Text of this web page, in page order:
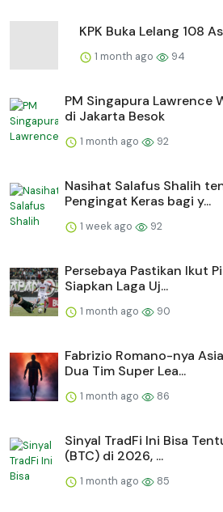
KPK Buka Lelang 108
1 month ago 94
PM Singapura Lawrence
di Jakarta Besok
1 month ago 92
Nasihat Salafus Shalih
Pengingat Keras bagi y...
1 week ago 92
Persebaya Pastikan Ikut
Siapkan Laga Uj...
1 month ago 90
Fabrizio Romano-nya
Dua Tim Super Lea...
1 month ago 86
Sinyal TradFi Ini Bisa
(BTC) di 2026, ...
1 month ago 85